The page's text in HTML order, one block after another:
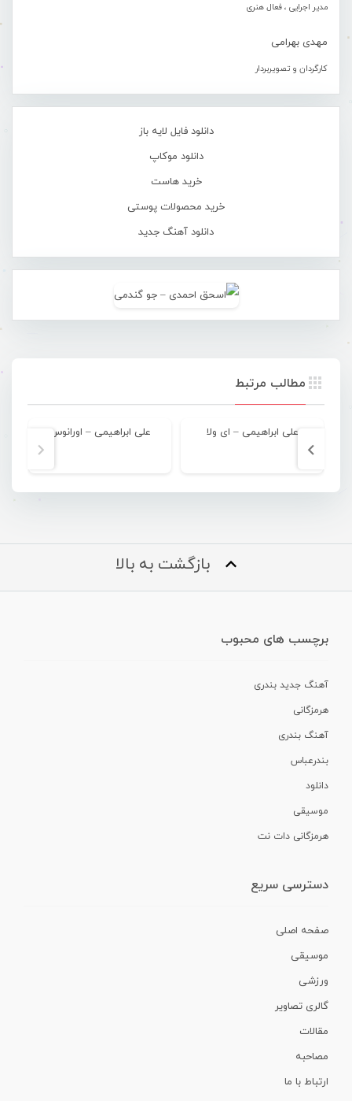
مدیر اجرایی ، فعال هنری
مهدی بهرامی
کارگردان و تصویربردار
دانلود فایل لایه باز
دانلود موکاپ
خرید هاست
خرید محصولات پوستی
دانلود آهنگ جدید
مطالب مرتبط
علی ابراهیمی – ای ولا علی ابراهیمی – اورانوس
بازگشت به بالا
برچسب های محبوب
آهنگ جدید بندری
هرمزگانی
آهنگ بندری
بندرعباس
دانلود
موسیقی
هرمزگانی دات نت
دسترسی سریع
صفحه اصلی
موسیقی
ورزشی
گالری تصاویر
مقالات
مصاحبه
ارتباط با ما